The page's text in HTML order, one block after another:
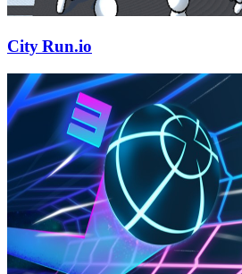
City Run.io